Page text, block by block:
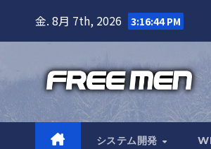
金. 8月 7th, 2026 3:16:45 PM
システム開発